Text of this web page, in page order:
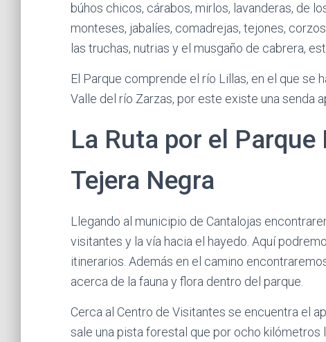
búhos chicos, cárabos, mirlos, lavanderas, de
monteses, jabalíes, comadrejas, tejones,
las truchas, nutrias y el musgaño de cabrera,
El Parque comprende el río Lillas, en el que se
Valle del río Zarzas, por este existe una senda
La Ruta por el
Tejera Negra
Llegando al municipio de Cantalojas
visitantes y la vía hacia el hayedo. Aquí
itinerarios. Además en el camino
acerca de la fauna y flora dentro del parque.
Cerca al Centro de Visitantes se encuentra el
sale una pista forestal que por ocho kilómetros